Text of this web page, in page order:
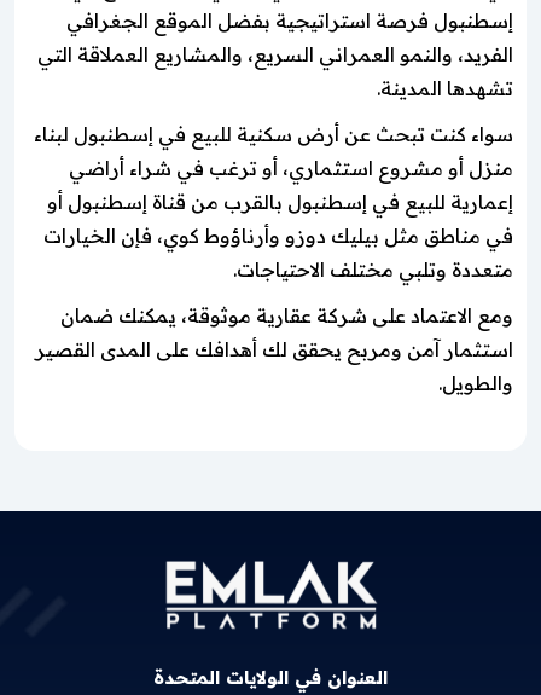
إسطنبول فرصة استراتيجية بفضل الموقع الجغرافي
الفريد، والنمو العمراني السريع، والمشاريع العملاقة التي
تشهدها المدينة.
سواء كنت تبحث عن أرض سكنية للبيع في إسطنبول لبناء
منزل أو مشروع استثماري، أو ترغب في شراء أراضي
إعمارية للبيع في إسطنبول بالقرب من قناة إسطنبول أو
في مناطق مثل بيليك دوزو وأرناؤوط كوي، فإن الخيارات
متعددة وتلبي مختلف الاحتياجات.
ومع الاعتماد على شركة عقارية موثوقة، يمكنك ضمان
استثمار آمن ومربح يحقق لك أهدافك على المدى القصير
والطويل.
العنوان في الولايات المتحدة